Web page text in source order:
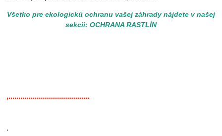
Všetko pre ekologickú ochranu vašej záhrady nájdete v našej
sekcii: OCHRANA RASTLÍN
,.........................................
.